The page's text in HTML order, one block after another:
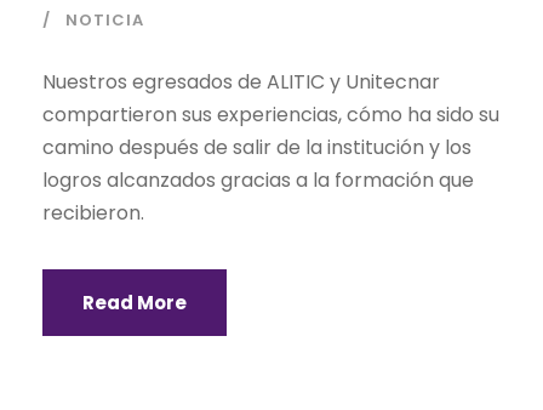
NOTICIA
Nuestros egresados de ALITIC y Unitecnar
compartieron sus experiencias, cómo ha sido su
camino después de salir de la institución y los
logros alcanzados gracias a la formación que
recibieron.
Read More